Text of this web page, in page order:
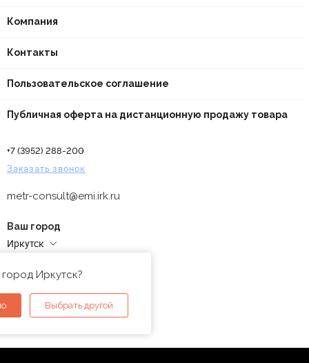
Компания
Контакты
Пользовательское соглашение
Публичная оферта на дистанционную продажу товара
+7 (3952) 288-200
Заказать звонок
metr-consult@emi.irk.ru
Ваш город
Иркутск
Иркутск?
Выбрать другой